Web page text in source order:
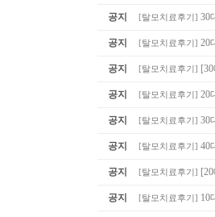
공지 [탈모치료후기 ] 30
공지 [탈모치료후기 ] 20
공지 [탈모치료후기 ]
공지 [탈모치료후기 ] 20
공지 [탈모치료후기 ] 30
공지 [탈모치료후기 ] 40
공지 [탈모치료후기 ]
공지 [탈모치료후기 ] 10